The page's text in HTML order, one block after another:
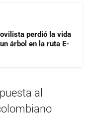
perdió la vida
árbol en la ruta E-
al